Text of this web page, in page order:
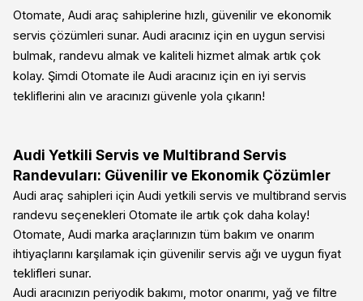
Otomate, Audi araç sahiplerine hızlı, güvenilir ve ekonomik
servis çözümleri sunar. Audi aracınız için en uygun servisi
bulmak, randevu almak ve kaliteli hizmet almak artık çok
kolay. Şimdi Otomate ile Audi aracınız için en iyi servis
tekliflerini alın ve aracınızı güvenle yola çıkarın!
Audi Yetkili Servis ve Multibrand Servis
Randevuları: Güvenilir ve Ekonomik Çözümler
Audi araç sahipleri için Audi yetkili servis ve multibrand servis
randevu seçenekleri Otomate ile artık çok daha kolay!
Otomate, Audi marka araçlarınızın tüm bakım ve onarım
ihtiyaçlarını karşılamak için güvenilir servis ağı ve uygun fiyat
teklifleri sunar.
Audi aracınızın periyodik bakımı, motor onarımı, yağ ve filtre